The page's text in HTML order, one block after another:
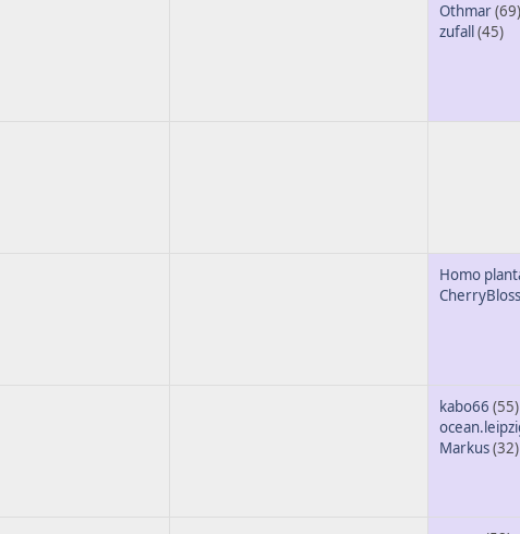
Othmar(69)
zufall (45)
Homo
kabo66 (55)
Markus(32)